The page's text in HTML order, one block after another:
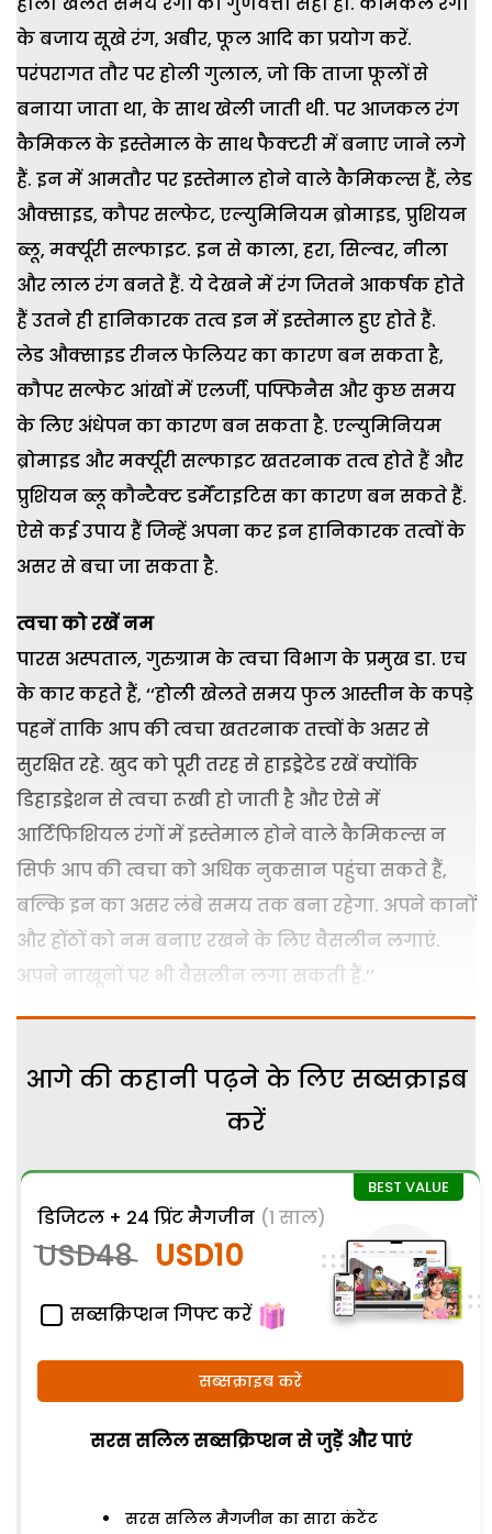
के बजाय सूखे रंग, अबीर, फूल आदि का प्रयोग करें.
परंपरागत तौर पर होली गुलाल, जो कि ताजा फूलों से
बनाया जाता था, के साथ खेली जाती थी. पर आजकल रंग
कैमिकल के इस्तेमाल के साथ फैक्टरी में बनाए जाने लगे
हैं. इन में आमतौर पर इस्तेमाल होने वाले कैमिकल्स हैं, लेड
औक्साइड, कौपर सल्फेट, एल्युमिनियम ब्रोमाइड, प्रुशियन
ब्लू, मर्क्यूरी सल्फाइट. इन से काला, हरा, सिल्वर, नीला
और लाल रंग बनते हैं. ये देखने में रंग जितने आकर्षक होते
हैं उतने ही हानिकारक तत्व इन में इस्तेमाल हुए होते हैं.
लेड औक्साइड रीनल फेलियर का कारण बन सकता है,
कौपर सल्फेट आंखों में एलर्जी, पफ्फिनैस और कुछ समय
के लिए अंधेपन का कारण बन सकता है. एल्युमिनियम
ब्रोमाइड और मर्क्यूरी सल्फाइट खतरनाक तत्व होते हैं और
प्रुशियन ब्लू कौन्टैक्ट डर्मेंटाइटिस का कारण बन सकते हैं.
ऐसे कई उपाय हैं जिन्हें अपना कर इन हानिकारक तत्वों के
असर से बचा जा सकता है.
त्वचाकोरखेंनम
पारस अस्पताल, गुरुग्राम के त्वचा विभाग के प्रमुख डा. एच
के कार कहते हैं, ‘‘होली खेलते समय फुल आस्तीन के कपड़े
पहनें ताकि आप की त्वचा खतरनाक तत्त्वों के असर से
सुरक्षित रहे. खुद को पूरी तरह से हाइड्रेटेड रखें क्योंकि
डिहाइड्रेशन से त्वचा रूखी हो जाती है और ऐसे में
आर्टिफिशियल रंगों में इस्तेमाल होने वाले कैमिकल्स न
सिर्फ आप की त्वचा को अधिक नुकसान पहुंचा सकते हैं,
बल्कि इन का असर लंबे समय तक बना रहेगा. अपने कानों
और होंठों को नम बनाए रखने के लिए वैसलीन लगाएं.
अपने नाखूनों पर भी वैसलीन लगा सकती हैं.’’
आगे की कहानी पढ़ने के लिए सब्सक्राइब
करें
डिजिटल + 24 प्रिंट मैगजीन (1 साल)
USD48 USD10
सब्सक्रिप्शन गिफ्ट करें
सब्सक्राइब करें
सरस सलिल सब्सक्रिप्शन से जुड़ेें और पाएं
सरस सलिल मैगजीन का सारा कंटेंट